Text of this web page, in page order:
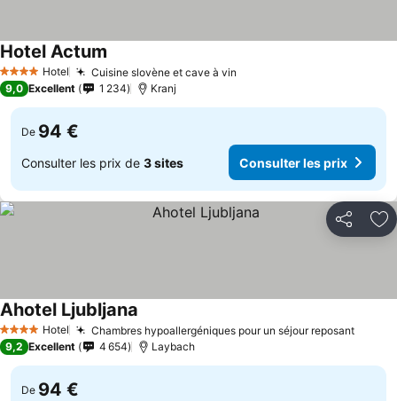
4 Étoiles Hotel Cuisine slovène et cave à vin
Hotel Actum
9,0 Excellent 1 234 Kranj
De 94 €
Consulter les prix de 3 sites Consulter les prix
Partager
4 Étoiles Hotel Chambres hypoallergéniques pour un séjour reposant
Ahotel Ljubljana
9,2 Excellent 4 654 Laybach
De 94 €